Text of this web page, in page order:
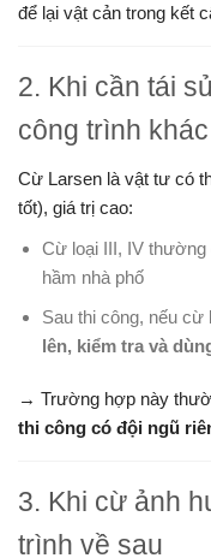
để lại vật cản trong kết
2. Khi cần tái
công trình khác
Cừ Larsen là vật tư có
tốt), giá trị cao:
Cừ loại III, IV thường
hầm nhà phố
Sau thi công, nếu
lên, kiểm tra và
→ Trường hợp này
thi công có đội ngũ
3. Khi cừ ảnh
trình về sau